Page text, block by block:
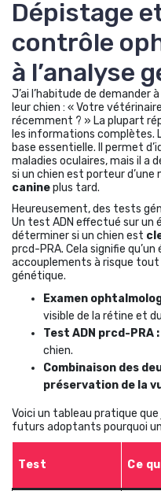
Dépistage
contrôle
à l’analyse
J’ai l’habitude de demander
leur chien : « Votre
récemment ? » La plupart
les informations complètes.
base essentielle. Il permet
maladies oculaires, mais il a
si un chien est porteur
canineplus tard.
Heureusement, des tests
Un test ADN effectué sur un
déterminer si un chien est
prcd-PRA. Cela signifie
accouplements à risque
génétique.
Examen
visible de la rétine et
Test ADN prcd-PRA :
chien.
Combinaison des
préservation de la
Voici un tableau pratique que
futurs adoptants pourquoi
Test Ce